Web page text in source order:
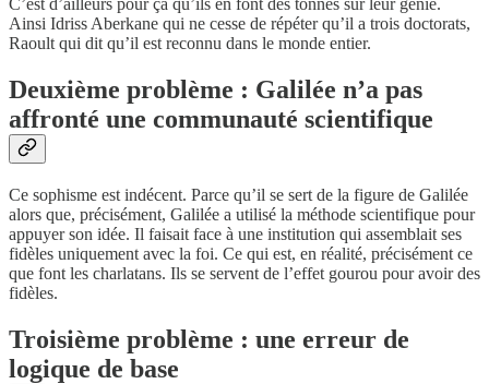
C’est d’ailleurs pour ça qu’ils en font des tonnes sur leur génie.
Ainsi Idriss Aberkane qui ne cesse de répéter qu’il a trois doctorats,
Raoult qui dit qu’il est reconnu dans le monde entier.
Deuxième problème : Galilée n’a pas
affronté une communauté scientifique
Ce sophisme est indécent. Parce qu’il se sert de la figure de Galilée
alors que, précisément, Galilée a utilisé la méthode scientifique pour
appuyer son idée. Il faisait face à une institution qui assemblait ses
fidèles uniquement avec la foi. Ce qui est, en réalité, précisément ce
que font les charlatans. Ils se servent de l’effet gourou pour avoir des
fidèles.
Troisième problème : une erreur de
logique de base